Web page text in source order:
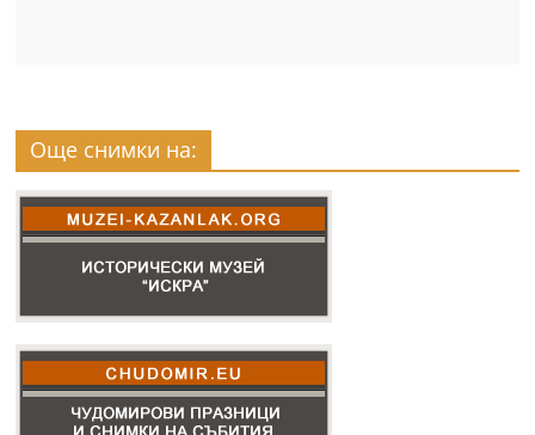
Още снимки на: